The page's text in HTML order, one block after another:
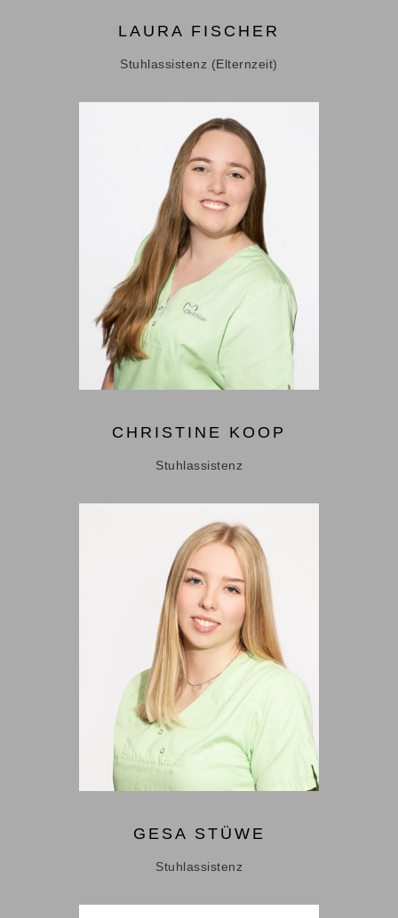
LAURA FISCHER
Stuhlassistenz (Elternzeit)
CHRISTINE KOOP
Stuhlassistenz
GESA STÜWE
Stuhlassistenz